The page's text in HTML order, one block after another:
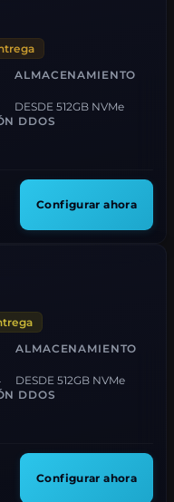
ALMACENAMIENTO
DESDE 512GB NVMe
DDOS
Configurar ahora
ALMACENAMIENTO
DESDE 512GB NVMe
DDOS
Configurar ahora